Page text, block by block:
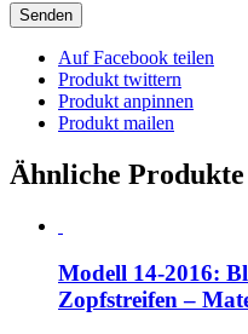
Auf Facebook teilen
Produkt twittern
Produkt anpinnen
Produkt mailen
Ähnliche Produkte
Modell 14-2016:
Zopfstreifen –